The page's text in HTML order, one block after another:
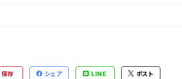
保存 シェア LINE ポスト